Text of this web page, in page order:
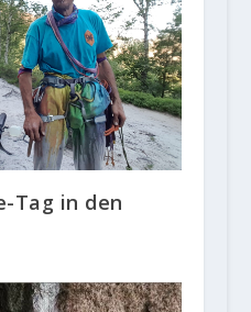
Tag in den